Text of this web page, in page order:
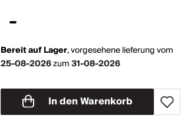
Bereit auf Lager,vorgesehene lieferung vom
25-08-2026zum31-08-2026
In den Warenkorb